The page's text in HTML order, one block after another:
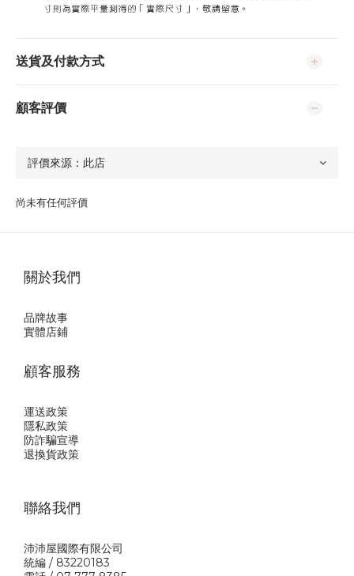
送貨及付款方式
顧客評價
尚未有任何評價
關於我們
品牌故事
實體店鋪
顧客服務
運送政策
隱私政策
防詐騙宣導
退換貨政策
聯絡我們
沛沛屋國際有限公司
統編 / 83220183